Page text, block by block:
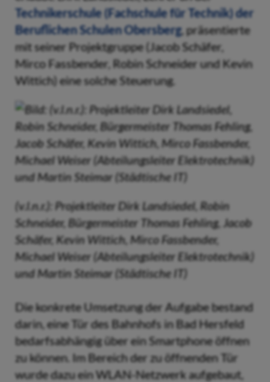
Technikerschule (Fachschule für Technik) der
Beruflichen Schulen Obersberg, präsentierte
mit seiner Projektgruppe (Jacob Schäfer,
Mirco Fassbender, Robin Schneider und Kevin
Wittich) eine solche Steuerung.
(v.l.n.r.): Projektleiter Dirk Landsiedel, Robin
Schneider, Bürgermeister Thomas Fehling, Jacob
Schäfer, Kevin Wittich, Mirco Fassbender,
Michael Weiser (Abteilungsleiter Elektrotechnik)
und Martin Steimar (Städtische IT)
Die konkrete Umsetzung der Aufgabe bestand
darin, eine Tür des Bahnhofs in Bad Hersfeld
bedarfsabhängig über ein Smartphone öffnen
zu können. Im Bereich der zu öffnenden Tür
wurde dazu ein WLAN-Netzwerk aufgebaut,